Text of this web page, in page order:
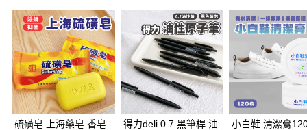
超商取貨付款
LINE Pay
Apple Pay
街口支付
悠遊付
硫磺皂 上海藥皂 香皂
得力deli 0.7 黑筆桿 油
小白鞋 清潔膏